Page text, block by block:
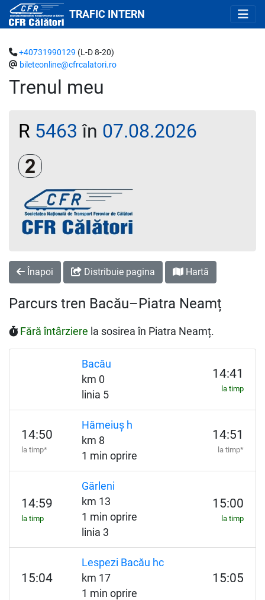
TRAFIC INTERN
Trenul meu
+40731990129 (L-D 8-20)
bileteonline@cfrcalatori.ro
R 5463 în 07.08.2026
Clasa a 2-a
Înapoi Distribuie pagina Hartă
Parcurs tren Bacău–Piatra Neamț
Fără întârziere la sosirea în Piatra Neamț.
Bacău
km 0
linia 5
14:41
la timp
14:50
la timp*
Hămeiuș h
km 8
1 min oprire
14:51
la timp*
14:59
la timp
Gărleni
km 13
1 min oprire
linia 3
15:00
la timp
15:04
Lespezi Bacău hc
km 17
1 min oprire
15:05